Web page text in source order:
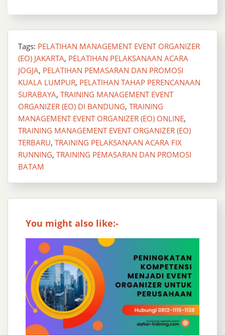
Tags: PELATIHAN MANAGEMENT EVENT ORGANIZER
(EO) JAKARTA, PELATIHAN PELAKSANAAN ACARA
JOGJA, PELATIHAN PEMASARAN DAN PROMOSI
KUALA LUMPUR, PELATIHAN TAHAP PERENCANAAN
SURABAYA, TRAINING MANAGEMENT EVENT
ORGANIZER (EO) DI BANDUNG, TRAINING
MANAGEMENT EVENT ORGANIZER (EO) ONLINE,
TRAINING MANAGEMENT EVENT ORGANIZER (EO)
TERBARU, TRAINING PELAKSANAAN ACARA FIX
RUNNING, TRAINING PEMASARAN DAN PROMOSI
BATAM
You might also like:-